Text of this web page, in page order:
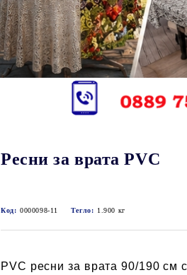
Ресни за врата PVC
Код: 0000098-11 Тегло: 1.900 кг
PVC ресни за врата 90/190 см